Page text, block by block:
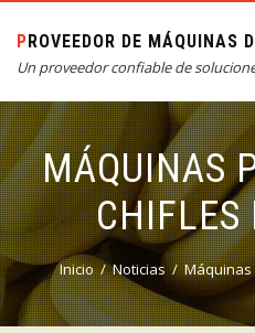
PROVEEDOR DE MÁQUINAS
Un proveedor confiable de
MÁQUINAS
CHIFLES
Inicio Noticias Máquinas